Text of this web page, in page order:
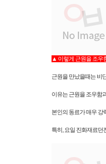
▲ 이렇게 근원을 조우
근원을 만났을때는 비
이유는 근원을 조우함
본인의 동료가 매우 강
특히, 요일 진화재료던